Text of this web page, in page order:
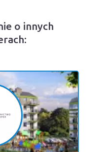
o innych